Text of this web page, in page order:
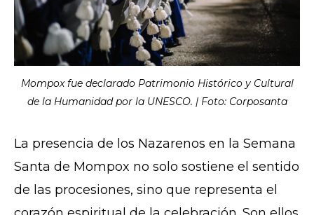
Mompox fue declarado Patrimonio Histórico y Cultural
de la Humanidad por la UNESCO. | Foto: Corposanta
La presencia de los Nazarenos en la Semana
Santa de Mompox no solo sostiene el sentido
de las procesiones, sino que representa el